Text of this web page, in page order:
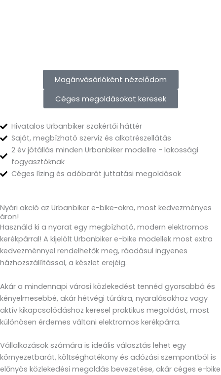
Magánvásárlóként nézelődöm
Céges megoldásokat keresek
Hivatalos Urbanbiker szakértői háttér
Saját, megbízható szerviz és alkatrészellátás
2 év jótállás minden Urbanbiker modellre - lakossági
fogyasztóknak
Céges lízing és adóbarát juttatási megoldások
Nyári akció az Urbanbiker e-bike-okra, most kedvezményes
áron!
Használd ki a nyarat egy megbízható, modern elektromos
kerékpárral! A kijelölt Urbanbiker e-bike modellek most extra
kedvezménnyel rendelhetők meg, ráadásul ingyenes
házhozszállítással, a készlet erejéig.
Akár a mindennapi városi közlekedést tennéd gyorsabbá és
kényelmesebbé, akár hétvégi túrákra, nyaralásokhoz vagy
aktív kikapcsolódáshoz keresel praktikus megoldást, most
különösen érdemes váltani elektromos kerékpárra.
Vállalkozások számára is ideális választás lehet egy
környezetbarát, költséghatékony és adózási szempontból is
előnyös közlekedési megoldás bevezetése, akár céges e-bike